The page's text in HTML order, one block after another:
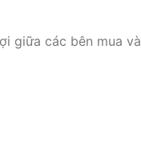
giữa các bên mua và